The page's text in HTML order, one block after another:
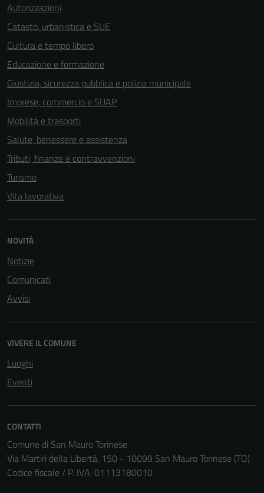
Autorizzazioni
Catasto, urbanistica e SUE
Cultura e tempo libero
Educazione e formazione
Giustizia, sicurezza pubblica e polizia municipale
Imprese, commercio e SUAP
Mobilità e trasporti
Salute, benessere e assistenza
Tributi, finanze e contravvenzioni
Turismo
Vita lavorativa
NOVITÀ
Notizie
Comunicati
Avvisi
VIVERE IL COMUNE
Luoghi
Eventi
CONTATTI
Comune di San Mauro Torinese
Via Martiri della Libertà, 150 - 10099 San Mauro Torinese (TO)
Codice fiscale / P. IVA: 01113180010